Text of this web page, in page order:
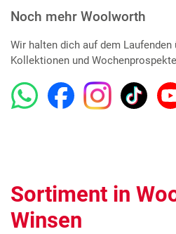
Noch mehr Woolworth
Wir halten dich auf dem
Kollektionen und
Sortiment in
Winsen